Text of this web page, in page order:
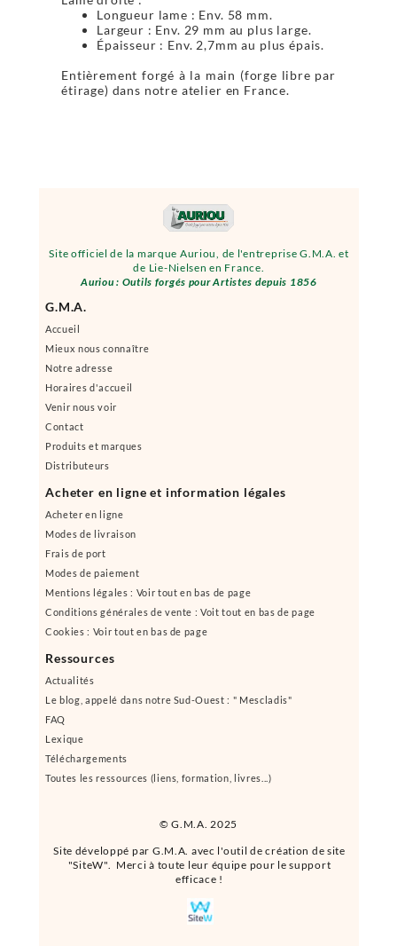
© G.M.A. 2025
Site officiel de la marque Auriou, de l'entreprise G.M.A. et
de Lie-Nielsen en France.
Auriou : Outils forgés pour Artistes depuis 1856
Site développé par G.M.A. avec l'outil de création de site
"SiteW". Merci à toute leur équipe pour le support
efficace !
G.M.A.
Accueil
Mieux nous connaître
Notre adresse
Horaires d'accueil
Venir nous voir
Contact
Produits et marques
Distributeurs
Acheter en ligne et information légales
Acheter en ligne
Modes de livraison
Frais de port
Modes de paiement
Mentions légales : Voir tout en bas de page
Conditions générales de vente : Voit tout en bas de page
Cookies : Voir tout en bas de page
Ressources
Actualités
Le blog, appelé dans notre Sud-Ouest : " Mescladis"
FAQ
Lexique
Téléchargements
Toutes les ressources (liens, formation, livres...)
Longueur lame : Env. 58 mm.
Largeur : Env. 29 mm au plus large.
Épaisseur : Env. 2,7mm au plus épais.
Entièrement forgé à la main (forge libre par
étirage) dans notre atelier en France.